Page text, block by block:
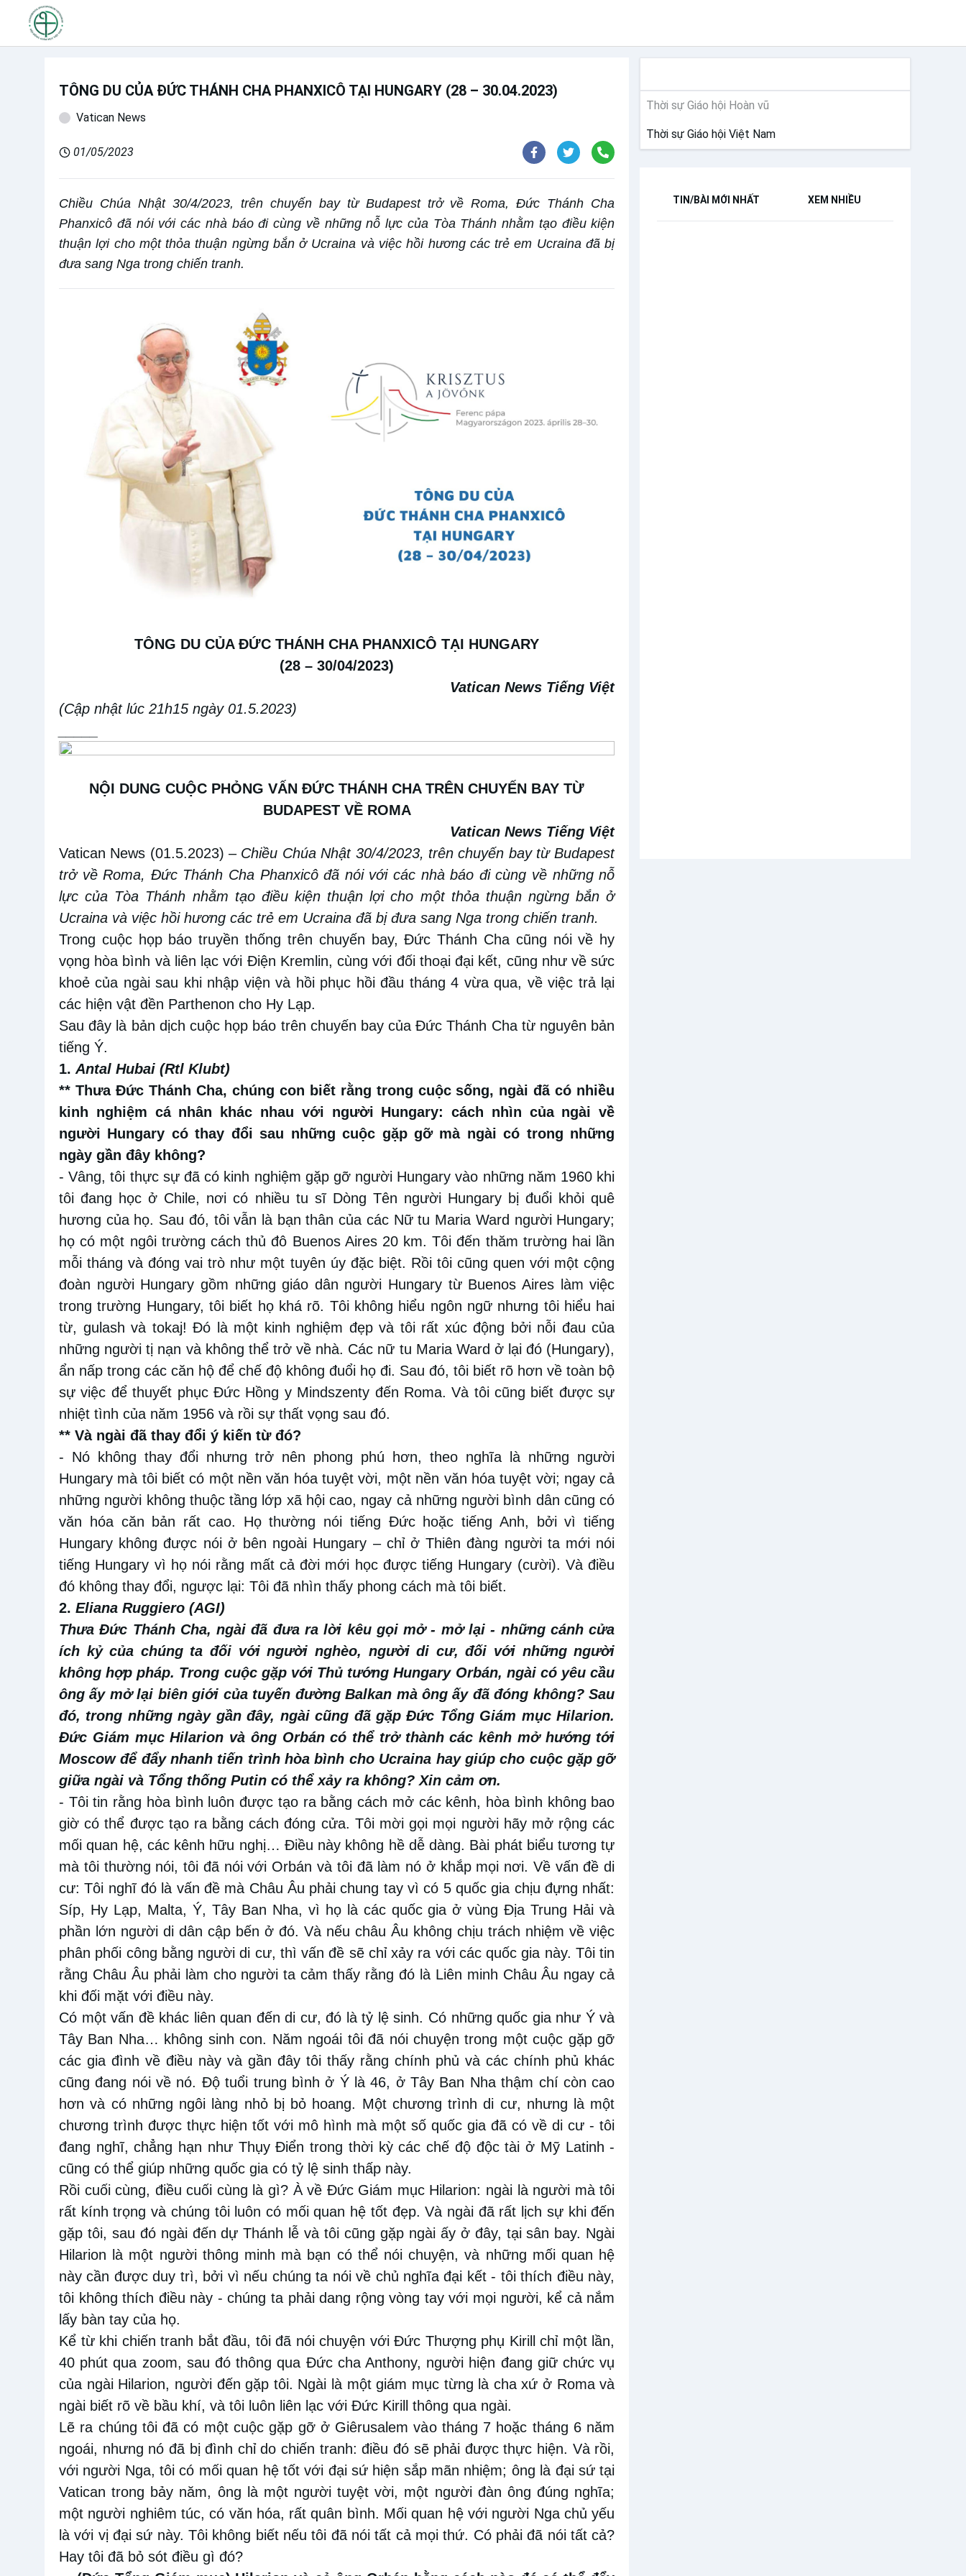
TÔNG DU CỦA ĐỨC THÁNH CHA PHANXICÔ TẠI HUNGARY (28 – 30.04.2023)
Vatican News
01/05/2023
Chiều Chúa Nhật 30/4/2023, trên chuyến bay từ Budapest trở về Roma, Đức Thánh Cha
Phanxicô đã nói với các nhà báo đi cùng về những nỗ lực của Tòa Thánh nhằm tạo điều kiện
thuận lợi cho một thỏa thuận ngừng bắn ở Ucraina và việc hồi hương các trẻ em Ucraina đã bị
đưa sang Nga trong chiến tranh.
TÔNG DU CỦA ĐỨC THÁNH CHA PHANXICÔ TẠI HUNGARY
(28 – 30/04/2023)
Vatican News Tiếng Việt
(Cập nhật lúc 21h15 ngày 01.5.2023)
NỘI DUNG CUỘC PHỎNG VẤN ĐỨC THÁNH CHA TRÊN CHUYẾN BAY TỪ
BUDAPEST VỀ ROMA
Vatican News Tiếng Việt
Vatican News (01.5.2023) – Chiều Chúa Nhật 30/4/2023, trên chuyến bay từ Budapest
trở về Roma, Đức Thánh Cha Phanxicô đã nói với các nhà báo đi cùng về những nỗ
lực của Tòa Thánh nhằm tạo điều kiện thuận lợi cho một thỏa thuận ngừng bắn ở
Ucraina và việc hồi hương các trẻ em Ucraina đã bị đưa sang Nga trong chiến tranh.
Trong cuộc họp báo truyền thống trên chuyến bay, Đức Thánh Cha cũng nói về hy
vọng hòa bình và liên lạc với Điện Kremlin, cùng với đối thoại đại kết, cũng như về sức
khoẻ của ngài sau khi nhập viện và hồi phục hồi đầu tháng 4 vừa qua, về việc trả lại
các hiện vật đền Parthenon cho Hy Lạp.
Sau đây là bản dịch cuộc họp báo trên chuyến bay của Đức Thánh Cha từ nguyên bản
tiếng Ý.
1. Antal Hubai (Rtl Klubt)
** Thưa Đức Thánh Cha, chúng con biết rằng trong cuộc sống, ngài đã có nhiều
kinh nghiệm cá nhân khác nhau với người Hungary: cách nhìn của ngài về
người Hungary có thay đổi sau những cuộc gặp gỡ mà ngài có trong những
ngày gần đây không?
- Vâng, tôi thực sự đã có kinh nghiệm gặp gỡ người Hungary vào những năm 1960 khi
tôi đang học ở Chile, nơi có nhiều tu sĩ Dòng Tên người Hungary bị đuổi khỏi quê
hương của họ. Sau đó, tôi vẫn là bạn thân của các Nữ tu Maria Ward người Hungary;
họ có một ngôi trường cách thủ đô Buenos Aires 20 km. Tôi đến thăm trường hai lần
mỗi tháng và đóng vai trò như một tuyên úy đặc biệt. Rồi tôi cũng quen với một cộng
đoàn người Hungary gồm những giáo dân người Hungary từ Buenos Aires làm việc
trong trường Hungary, tôi biết họ khá rõ. Tôi không hiểu ngôn ngữ nhưng tôi hiểu hai
từ, gulash và tokaj! Đó là một kinh nghiệm đẹp và tôi rất xúc động bởi nỗi đau của
những người tị nạn và không thể trở về nhà. Các nữ tu Maria Ward ở lại đó (Hungary),
ẩn nấp trong các căn hộ để chế độ không đuổi họ đi. Sau đó, tôi biết rõ hơn về toàn bộ
sự việc để thuyết phục Đức Hồng y Mindszenty đến Roma. Và tôi cũng biết được sự
nhiệt tình của năm 1956 và rồi sự thất vọng sau đó.
** Và ngài đã thay đổi ý kiến từ đó?
- Nó không thay đổi nhưng trở nên phong phú hơn, theo nghĩa là những người
Hungary mà tôi biết có một nền văn hóa tuyệt vời, một nền văn hóa tuyệt vời; ngay cả
những người không thuộc tầng lớp xã hội cao, ngay cả những người bình dân cũng có
văn hóa căn bản rất cao. Họ thường nói tiếng Đức hoặc tiếng Anh, bởi vì tiếng
Hungary không được nói ở bên ngoài Hungary – chỉ ở Thiên đàng người ta mới nói
tiếng Hungary vì họ nói rằng mất cả đời mới học được tiếng Hungary (cười). Và điều
đó không thay đổi, ngược lại: Tôi đã nhìn thấy phong cách mà tôi biết.
2. Eliana Ruggiero (AGI)
Thưa Đức Thánh Cha, ngài đã đưa ra lời kêu gọi mở - mở lại - những cánh cửa
ích kỷ của chúng ta đối với người nghèo, người di cư, đối với những người
không hợp pháp. Trong cuộc gặp với Thủ tướng Hungary Orbán, ngài có yêu cầu
ông ấy mở lại biên giới của tuyến đường Balkan mà ông ấy đã đóng không? Sau
đó, trong những ngày gần đây, ngài cũng đã gặp Đức Tổng Giám mục Hilarion.
Đức Giám mục Hilarion và ông Orbán có thể trở thành các kênh mở hướng tới
Moscow để đẩy nhanh tiến trình hòa bình cho Ucraina hay giúp cho cuộc gặp gỡ
giữa ngài và Tổng thống Putin có thể xảy ra không? Xin cảm ơn.
- Tôi tin rằng hòa bình luôn được tạo ra bằng cách mở các kênh, hòa bình không bao
giờ có thể được tạo ra bằng cách đóng cửa. Tôi mời gọi mọi người hãy mở rộng các
mối quan hệ, các kênh hữu nghị… Điều này không hề dễ dàng. Bài phát biểu tương tự
mà tôi thường nói, tôi đã nói với Orbán và tôi đã làm nó ở khắp mọi nơi. Về vấn đề di
cư: Tôi nghĩ đó là vấn đề mà Châu Âu phải chung tay vì có 5 quốc gia chịu đựng nhất:
Síp, Hy Lạp, Malta, Ý, Tây Ban Nha, vì họ là các quốc gia ở vùng Địa Trung Hải và
phần lớn người di dân cập bến ở đó. Và nếu châu Âu không chịu trách nhiệm về việc
phân phối công bằng người di cư, thì vấn đề sẽ chỉ xảy ra với các quốc gia này. Tôi tin
rằng Châu Âu phải làm cho người ta cảm thấy rằng đó là Liên minh Châu Âu ngay cả
khi đối mặt với điều này.
Có một vấn đề khác liên quan đến di cư, đó là tỷ lệ sinh. Có những quốc gia như Ý và
Tây Ban Nha… không sinh con. Năm ngoái tôi đã nói chuyện trong một cuộc gặp gỡ
các gia đình về điều này và gần đây tôi thấy rằng chính phủ và các chính phủ khác
cũng đang nói về nó. Độ tuổi trung bình ở Ý là 46, ở Tây Ban Nha thậm chí còn cao
hơn và có những ngôi làng nhỏ bị bỏ hoang. Một chương trình di cư, nhưng là một
chương trình được thực hiện tốt với mô hình mà một số quốc gia đã có về di cư - tôi
đang nghĩ, chẳng hạn như Thụy Điển trong thời kỳ các chế độ độc tài ở Mỹ Latinh -
cũng có thể giúp những quốc gia có tỷ lệ sinh thấp này.
Rồi cuối cùng, điều cuối cùng là gì? À về Đức Giám mục Hilarion: ngài là người mà tôi
rất kính trọng và chúng tôi luôn có mối quan hệ tốt đẹp. Và ngài đã rất lịch sự khi đến
gặp tôi, sau đó ngài đến dự Thánh lễ và tôi cũng gặp ngài ấy ở đây, tại sân bay. Ngài
Hilarion là một người thông minh mà bạn có thể nói chuyện, và những mối quan hệ
này cần được duy trì, bởi vì nếu chúng ta nói về chủ nghĩa đại kết - tôi thích điều này,
tôi không thích điều này - chúng ta phải dang rộng vòng tay với mọi người, kể cả nắm
lấy bàn tay của họ.
Kể từ khi chiến tranh bắt đầu, tôi đã nói chuyện với Đức Thượng phụ Kirill chỉ một lần,
40 phút qua zoom, sau đó thông qua Đức cha Anthony, người hiện đang giữ chức vụ
của ngài Hilarion, người đến gặp tôi. Ngài là một giám mục từng là cha xứ ở Roma và
ngài biết rõ về bầu khí, và tôi luôn liên lạc với Đức Kirill thông qua ngài.
Lẽ ra chúng tôi đã có một cuộc gặp gỡ ở Giêrusalem vào tháng 7 hoặc tháng 6 năm
ngoái, nhưng nó đã bị đình chỉ do chiến tranh: điều đó sẽ phải được thực hiện. Và rồi,
với người Nga, tôi có mối quan hệ tốt với đại sứ hiện sắp mãn nhiệm; ông là đại sứ tại
Vatican trong bảy năm, ông là một người tuyệt vời, một người đàn ông đúng nghĩa;
một người nghiêm túc, có văn hóa, rất quân bình. Mối quan hệ với người Nga chủ yếu
là với vị đại sứ này. Tôi không biết nếu tôi đã nói tất cả mọi thứ. Có phải đã nói tất cả?
Hay tôi đã bỏ sót điều gì đó?
Thời sự Giáo hội Hoàn vũ
Thời sự Giáo hội Việt Nam
TIN/BÀI MỚI NHẤT XEM NHIỀU